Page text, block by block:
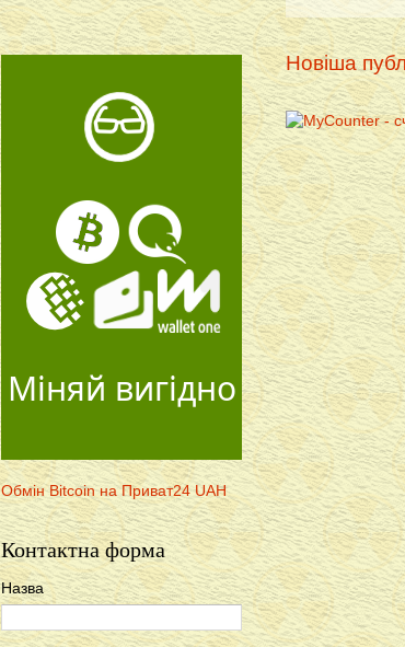
Новіша
Міняй вигідно
Обмін Bitcoin на Приват24 UAH
Контактна форма
Назва